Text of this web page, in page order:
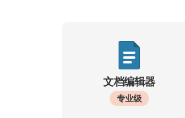
文档编辑器
专业级